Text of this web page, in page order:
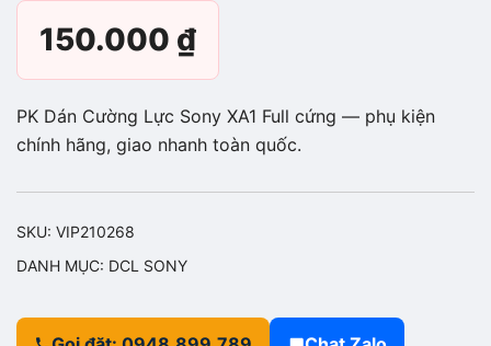
150.000 ₫
PK Dán Cường Lực Sony XA1 Full cứng — phụ kiện
chính hãng, giao nhanh toàn quốc.
SKU: VIP210268
DANH MỤC: DCL SONY